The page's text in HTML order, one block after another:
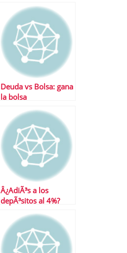
Deuda vs Bolsa: gana
la bolsa
Â¿AdiÃ³s a los
depÃ³sitos al 4%?